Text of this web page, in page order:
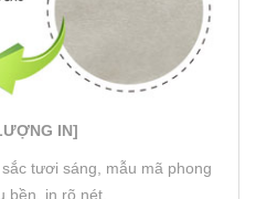
IN]
tươi sáng, mẫu mã phong
bền, in rõ nét.